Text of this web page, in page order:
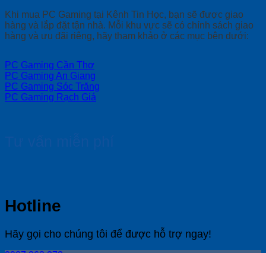
Khi mua PC Gaming tại Kênh Tin Học, bạn sẽ được giao
hàng và lắp đặt tận nhà. Mỗi khu vực sẽ có chính sách giao
hàng và ưu đãi riêng, hãy tham khảo ở các mục bên dưới:
PC Gaming Cần Thơ
PC Gaming An Giang
PC Gaming Sóc Trăng
PC Gaming Rạch Giá
Hotline
Hãy gọi cho chúng tôi để được hỗ trợ ngay!